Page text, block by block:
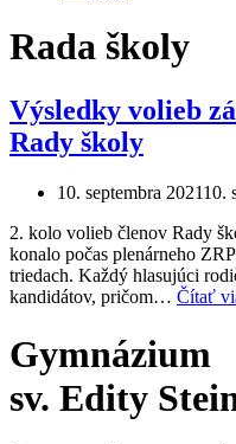
Rada školy
Výsledky volieb
Rady školy
10. septembra 202110.
2. kolo volieb členov Rady
konalo počas plenárneho
triedach. Každý hlasujúci
kandidátov, pričom… Čítať
Gymnázium
sv. Edity